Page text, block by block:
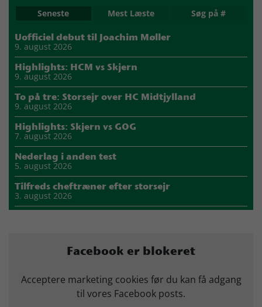
Seneste Mest Læste Søg på #
Uofficiel debut til Joachim Møller
9. august 2026
Highlights: HCM vs Skjern
9. august 2026
To på tre: Storsejr over HC Midtjylland
9. august 2026
Highlights: Skjern vs GOG
7. august 2026
Nederlag i anden test
5. august 2026
Tilfreds cheftræner efter storsejr
3. august 2026
Storsejr i første test
2. august 2026
Carlén efter første uge: Vi skal turde stille krav til hinanden
27. juli 2026
Facebook er blokeret
Acceptere marketing cookies før du kan få adgang
til vores Facebook posts.